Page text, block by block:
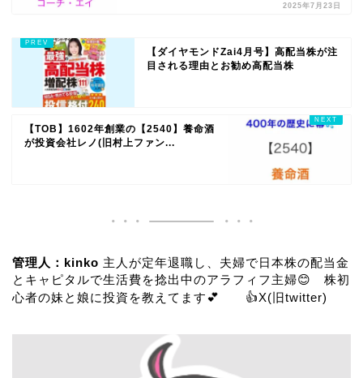
2025年7月23日
【ダイヤモンドZai4月号】高配当株が注
目される理由とお勧め高配当株
【TOB】1602年創業の【2540】養命酒
が投資会社レノ(旧村上ファン...
管理人：kinko 主人が定年退職し、夫婦で日本株の配当金
とキャピタルで生活費を捻出中のアラフィフ主婦😊 株初
心者の妹と娘に投資を教えてます💕 👍X(旧twitter)